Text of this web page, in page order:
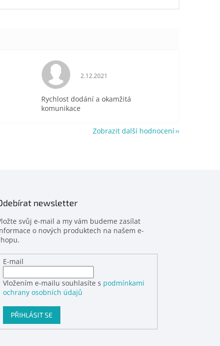
5 z 5 hvězdiček. Hodnocení obchodu je 5 z 5 hvězdiček.
2.12.2021
Rychlost dodání a okamžitá
komunikace
Zobrazit další hodnocení
newsletter
svůj e-mail a my vám budeme zasílat
o nových produktech na našem e-
E-mail
Vložením e-mailu souhlasíte s podmínkami
ochrany osobních údajů
PŘIHLÁSIT SE